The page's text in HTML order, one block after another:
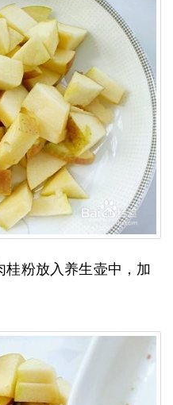
桂粉放入养生壶中，加